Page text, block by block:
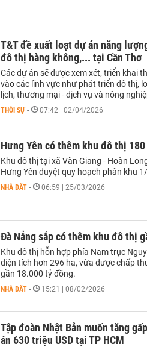
T&T đề xuất loạt dự án năng
đô thị hàng không,... tại Cần Thơ
Các dự án sẽ được xem xét, triển khai
vào các lĩnh vực như phát triển đô thị,
lịch, thương mại - dịch vụ và nông
THỜI SỰ - 07:42 | 02/04/2026
Hưng Yên có thêm khu đô thị
Khu đô thị tại xã Văn Giang - Hoàn
Hưng Yên duyệt quy hoạch phân khu
NHÀ ĐẤT - 06:59 | 25/03/2026
Đà Nẵng sắp có thêm khu đô thị
Khu đô thị hỗn hợp phía Nam trục
diện tích hơn 296 ha, vừa được chấp
gần 18.000 tỷ đồng.
NHÀ ĐẤT - 15:21 | 08/02/2026
Tập đoàn Nhật Bản muốn tăng
án 630 triệu USD tại TP HCM